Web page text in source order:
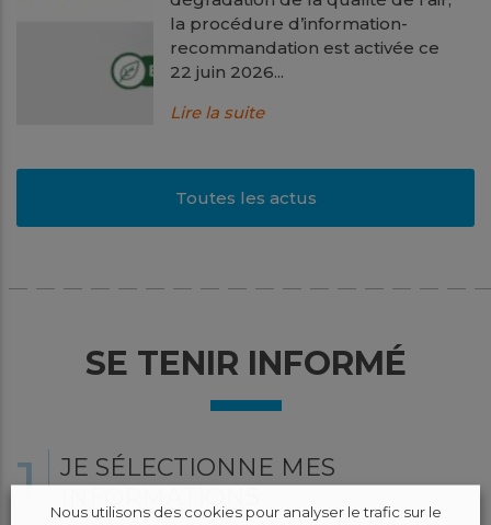
la procédure d’information-
recommandation est activée ce
22 juin 2026...
Lire la suite
Toutes les actus
SE TENIR INFORMÉ
1
JE SÉLECTIONNE MES
Nous utilisons des cookies pour analyser le trafic sur le